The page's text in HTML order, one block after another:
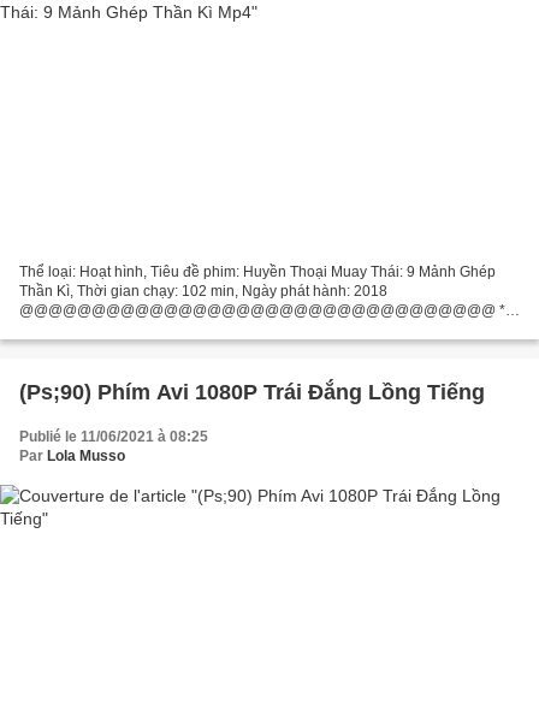
Thể loại: Hoạt hình, Tiêu đề phim: Huyền Thoại Muay Thái: 9 Mảnh Ghép
Thần Kì, Thời gian chạy: 102 min, Ngày phát hành: 2018
@@@@@@@@@@@@@@@@@@@@@@@@@@@@@@@@@ ***
diễn phim: , Sản xuất...
(Ps;90) Phím Avi 1080P Trái Đắng Lồng Tiếng
Publié le 11/06/2021 à 08:25
Par Lola Musso